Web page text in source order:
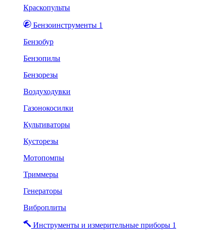
Краскопульты
Бензоинструменты 1
Бензобур
Бензопилы
Бензорезы
Воздуходувки
Газонокосилки
Культиваторы
Кусторезы
Мотопомпы
Триммеры
Генераторы
Виброплиты
Инструменты и измерительные приборы 1